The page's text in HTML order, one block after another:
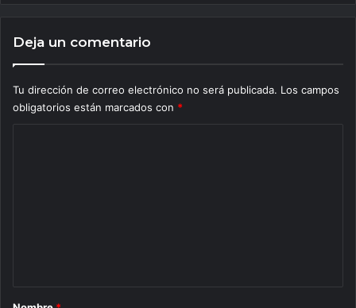
Deja un comentario
Tu dirección de correo electrónico no será publicada. Los campos
obligatorios están marcados con *
r